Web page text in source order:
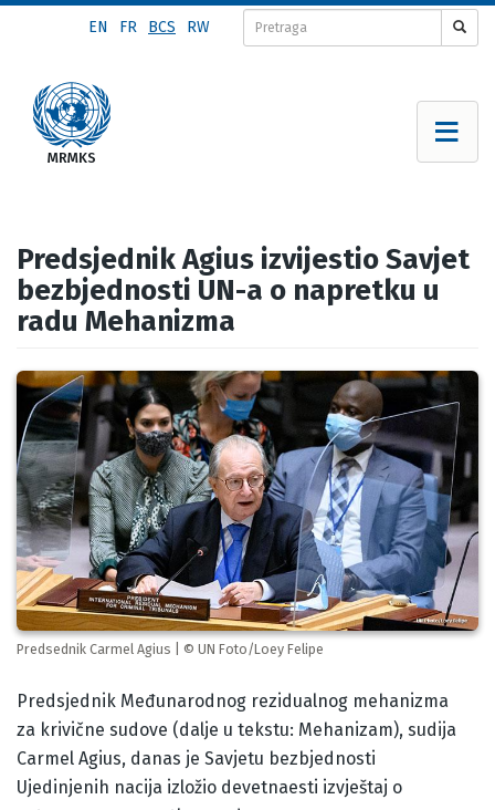
content
EN FR BCS RW
Predsjednik Agius izvijestio Savjet
bezbjednosti UN-a o napretku u
radu Mehanizma
Predsednik Carmel Agius | © UN Foto/Loey Felipe
Body
Predsjednik Međunarodnog rezidualnog mehanizma
za krivične sudove (dalje u tekstu: Mehanizam), sudija
Carmel Agius, danas je Savjetu bezbjednosti
Ujedinjenih nacija izložio devetnaesti izvještaj o